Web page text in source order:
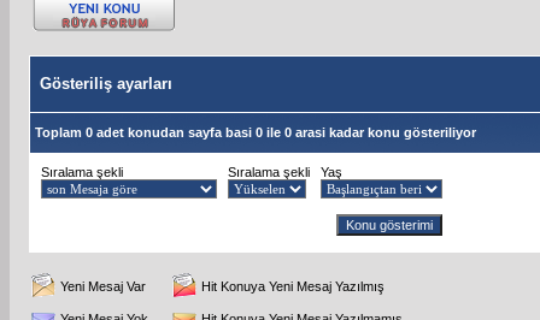
Gösteriliş ayarları
Toplam 0 adet konudan sayfa basi 0 ile 0 arasi kadar konu gösteriliyor
Sıralama şekli Sıralama şekli Yaş
Yeni Mesaj Var Hit Konuya Yeni Mesaj Yazılmış